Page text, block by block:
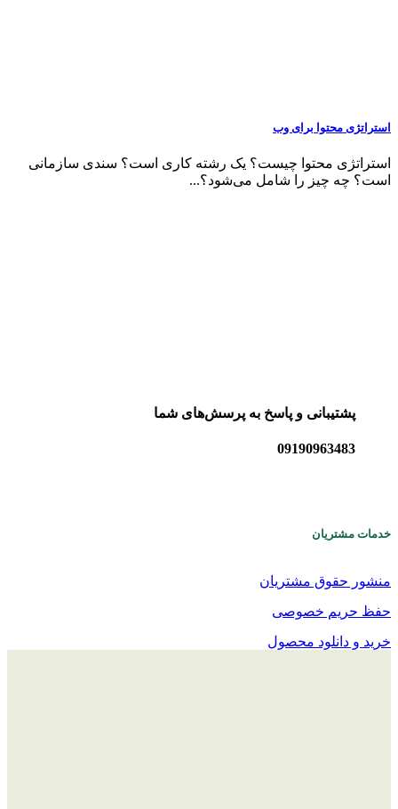
استراتژی محتوا برای وب
استراتژی محتوا چیست؟ یک رشته کاری است؟ سندی سازمانی
است؟ چه چیز را شامل می‌شود؟...
پشتیبانی و پاسخ به پرسش‌های شما
09190963483
خدمات مشتریان
منشور حقوق مشتریان
حفظ حریم خصوصی
خرید و دانلود محصول